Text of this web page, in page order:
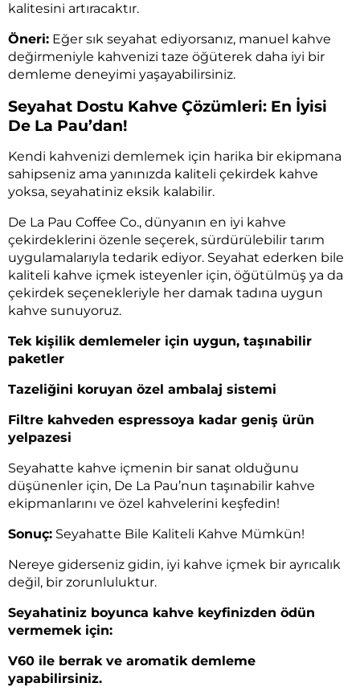
kalitesini artıracaktır.
Öneri: Eğer sık seyahat ediyorsanız, manuel kahve
değirmeniyle kahvenizi taze öğüterek daha iyi bir
demleme deneyimi yaşayabilirsiniz.
Seyahat Dostu Kahve Çözümleri: En İyisi
De La Pau’dan!
Kendi kahvenizi demlemek için harika bir ekipmana
sahipseniz ama yanınızda kaliteli çekirdek kahve
yoksa, seyahatiniz eksik kalabilir.
De La Pau Coffee Co., dünyanın en iyi kahve
çekirdeklerini özenle seçerek, sürdürülebilir tarım
uygulamalarıyla tedarik ediyor. Seyahat ederken bile
kaliteli kahve içmek isteyenler için, öğütülmüş ya da
çekirdek seçenekleriyle her damak tadına uygun
kahve sunuyoruz.
Tek kişilik demlemeler için uygun, taşınabilir
paketler
Tazeliğini koruyan özel ambalaj sistemi
Filtre kahveden espressoya kadar geniş ürün
yelpazesi
Seyahatte kahve içmenin bir sanat olduğunu
düşünenler için, De La Pau’nun taşınabilir kahve
ekipmanlarını ve özel kahvelerini keşfedin!
Sonuç: Seyahatte Bile Kaliteli Kahve Mümkün!
Nereye giderseniz gidin, iyi kahve içmek bir ayrıcalık
değil, bir zorunluluktur.
Seyahatiniz boyunca kahve keyfinizden ödün
vermemek için:
V60 ile berrak ve aromatik demleme
yapabilirsiniz.